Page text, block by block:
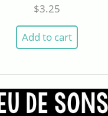
$3.25
Add to cart